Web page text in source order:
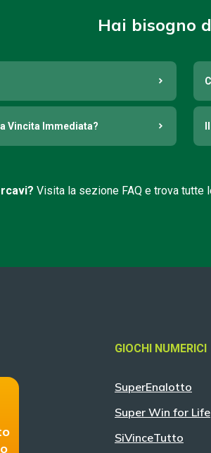
Hai bisogno
Vincita Immediata?
Visita la sezione FAQ e trova tutte
GIOCHI NUMERICI
SuperEnalotto
Super Win for Life
SiVinceTutto